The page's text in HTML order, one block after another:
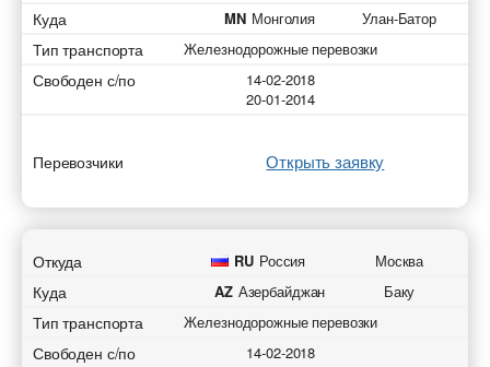
Куда MN Монголия Улан-Батор
Тип транспорта Железнодорожные перевозки
Свободен с/по
14-02-2018
20-01-2014
Перевозчики Открыть заявку
Откуда RU Россия Москва
Куда AZ Азербайджан Баку
Тип транспорта Железнодорожные перевозки
Свободен с/по
14-02-2018